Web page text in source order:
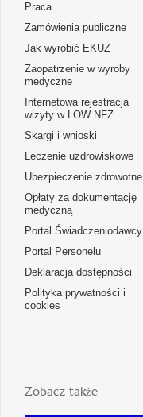
Praca
Zamówienia publiczne
Jak wyrobić EKUZ
Zaopatrzenie w wyroby
medyczne
Internetowa rejestracja
wizyty w LOW NFZ
Skargi i wnioski
Leczenie uzdrowiskowe
Ubezpieczenie zdrowotne
Opłaty za dokumentację
medyczną
Portal Świadczeniodawcy
Portal Personelu
Deklaracja dostępności
Polityka prywatności i
cookies
Zobacz także